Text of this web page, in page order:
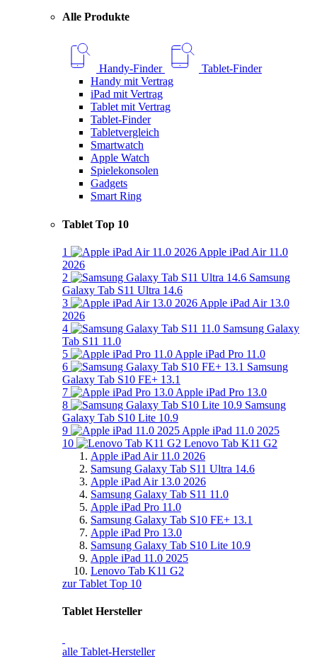
Alle Produkte
Handy-Finder
Tablet-Finder
Handy mit Vertrag
iPad mit Vertrag
Tablet mit Vertrag
Tablet-Finder
Tabletvergleich
Smartwatch
Apple Watch
Spielekonsolen
Gadgets
Smart Ring
Tablet Top 10
1
Apple iPad Air 11.0
2026
2
Samsung
Galaxy Tab S11 Ultra 14.6
3
Apple iPad Air 13.0
2026
4
Samsung Galaxy
Tab S11 11.0
5
Apple iPad Pro 11.0
6
Samsung
Galaxy Tab S10 FE+ 13.1
7
Apple iPad Pro 13.0
8
Samsung
Galaxy Tab S10 Lite 10.9
9
Apple iPad 11.0 2025
10
Lenovo Tab K11 G2
Apple iPad Air 11.0 2026
Samsung Galaxy Tab S11 Ultra 14.6
Apple iPad Air 13.0 2026
Samsung Galaxy Tab S11 11.0
Apple iPad Pro 11.0
Samsung Galaxy Tab S10 FE+ 13.1
Apple iPad Pro 13.0
Samsung Galaxy Tab S10 Lite 10.9
Apple iPad 11.0 2025
Lenovo Tab K11 G2
zur Tablet Top 10
Tablet Hersteller
alle Tablet-Hersteller